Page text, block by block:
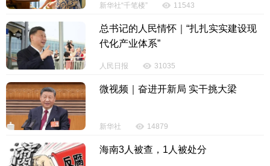
秀还将于元宵节（3月3日）当晚再次精彩上演，延续
节日浪漫。
新华社“千笔楼” 11543
总书记的人民情怀｜“扎扎实实建设现
代化产业体系”
人民日报 31035
微视频｜奋进开新局 实干挑大梁
新华社 14879
海南3人被查，1人被处分